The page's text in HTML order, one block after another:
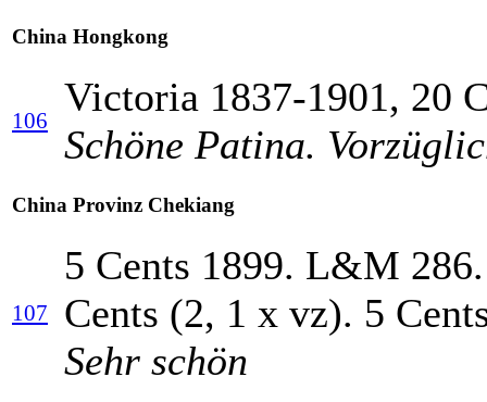
China Hongkong
106
Victoria 1837-1901, 20
Schöne Patina.
China Provinz Chekiang
107
5 Cents 1899. L&M
Cents (2, 1 x vz). 5
Sehr schön